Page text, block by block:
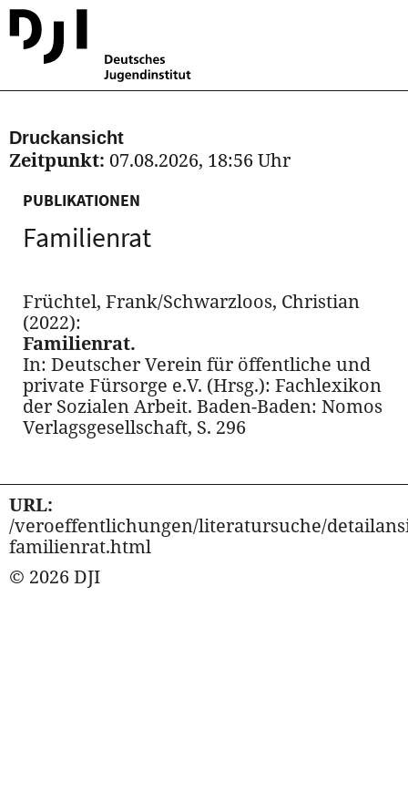
Druckansicht
Zeitpunkt: 07.08.2026, 18:56 Uhr
PUBLIKATIONEN
Familienrat
Früchtel, Frank/Schwarzloos, Christian
(2022):
Familienrat.
In: Deutscher Verein für öffentliche und
private Fürsorge e.V. (Hrsg.): Fachlexikon
der Sozialen Arbeit. Baden-Baden: Nomos
Verlagsgesellschaft, S. 296
URL:
/veroeffentlichungen/literatursuche/
familienrat.html
© 2026 DJI